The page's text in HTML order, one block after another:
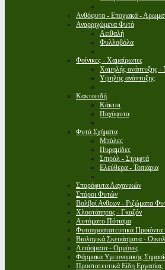
Ανθόφυτα - Εποχιακά -
Αναρριχώμενα Φυτά
Αειθαλή
Φυλλοβόλα
Φοίνικες - Χαμαίρωπες
Χαμηλής ανάπτυξης -
Υψηλής ανάπτυξης
Κακτοειδή
Κάκτοι
Παχύφυτα
Φυτά Σχήματα
Μπάλες
Πυραμίδες
Σπιράλ - Στριφτά
Ελεύθερα - Τοπιάρια
Σπορόφυτα Λαχανικών
Σπόροι Φυτών
Βολβοί Ανθεων - Ριζώματα
Χλοοτάπητας - Γκαζόν
Αυτόματο Πότισμα
Φυτοπροστατευτικά
Βιολογικά Σκευάσματα -
Λιπάσματα - Ορμόνες
Φάρμακα Υγειονομικής
Προστατευτικά Είδη Εργασίας